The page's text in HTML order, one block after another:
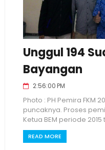
Unggul 194
Bayangan
2:56:00 PM
Photo : PH Pemira FKM
puncaknya. Proses
Ketua BEM periode
READ MORE